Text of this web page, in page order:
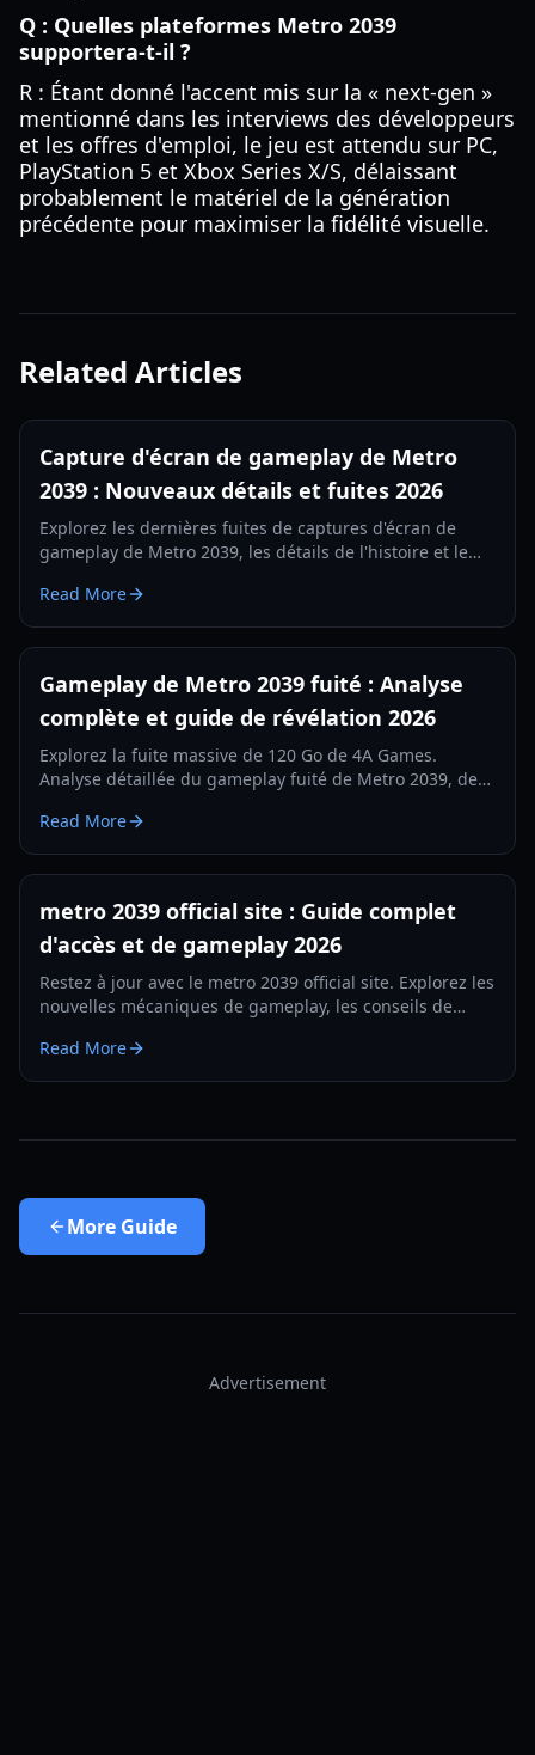
Q : Quelles plateformes Metro 2039
supportera-t-il ?
R : Étant donné l'accent mis sur la « next-gen »
mentionné dans les interviews des développeurs
et les offres d'emploi, le jeu est attendu sur PC,
PlayStation 5 et Xbox Series X/S, délaissant
probablement le matériel de la génération
précédente pour maximiser la fidélité visuelle.
Related Articles
Capture d'écran de gameplay de Metro
2039 : Nouveaux détails et fuites 2026
Explorez les dernières fuites de captures d'écran de
gameplay de Metro 2039, les détails de l'histoire et le
de 4A Games en 2026.
Read More
Gameplay de Metro 2039 fuité : Analyse
complète et guide de révélation 2026
Explorez la fuite massive de 120 Go de 4A Games.
Analyse détaillée du gameplay fuité de Metro 2039, de
l'Unreal Engine 5.
Read More
metro 2039 official site : Guide complet
d'accès et de gameplay 2026
Restez à jour avec le metro 2039 official site. Explorez les
nouvelles mécaniques de gameplay, les conseils de
sortie en 2026.
Read More
More Guide
Advertisement